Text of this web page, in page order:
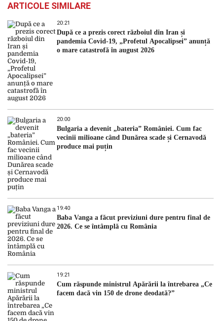
ARTICOLE SIMILARE
20:21
După ce a prezis corect războiul din Iran și
pandemia Covid-19, „Profetul Apocalipsei” anunță
o mare catastrofă în august 2026
20:00
Bulgaria a devenit „bateria” României. Cum fac
vecinii milioane când Dunărea scade și Cernavodă
produce mai puțin
19:40
Baba Vanga a făcut previziuni dure pentru final de
2026. Ce se întâmplă cu România
19:21
Cum răspunde ministrul Apărării la întrebarea „Ce
facem dacă vin 150 de drone deodată?”